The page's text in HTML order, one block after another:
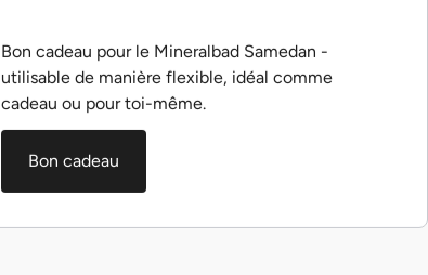
Bon cadeau pour le Mineralbad Samedan -
utilisable de manière flexible, idéal comme
cadeau ou pour toi-même.
Bon cadeau